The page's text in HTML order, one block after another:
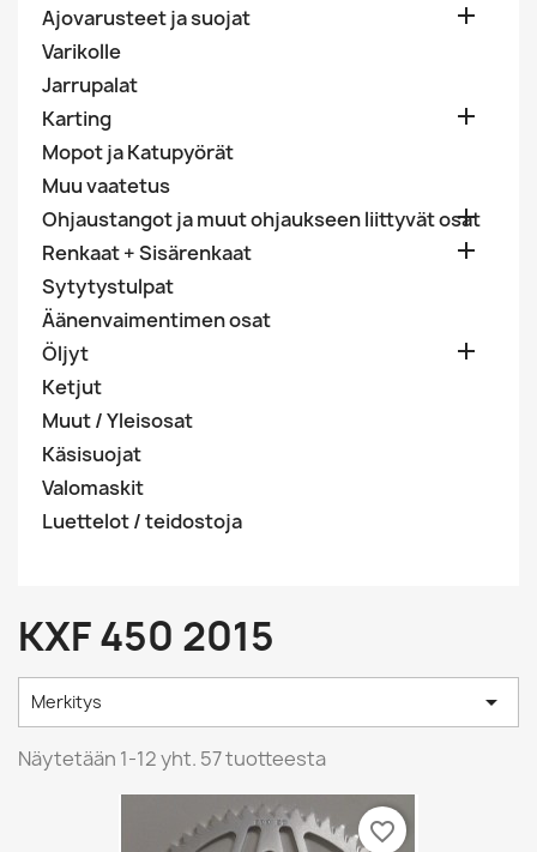
Ajovarusteet ja suojat 
Varikolle
Jarrupalat
Karting

Mopot ja Katupyörät
Muu vaatetus
Ohjaustangot ja muut ohjaukseen liittyvät osat

Renkaat + Sisärenkaat 
Sytytystulpat
Äänenvaimentimen osat
Öljyt

Ketjut
Muut / Yleisosat
Käsisuojat
Valomaskit
Luettelot / teidostoja
KXF 450 2015
Merkitys 
Näytetään 1-12 yht. 57 tuotteesta
favorite_border